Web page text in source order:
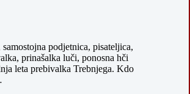
podjetnica, pisateljica,
prinašalka luči, ponosna hči
leta prebivalka Trebnjega. Kdo